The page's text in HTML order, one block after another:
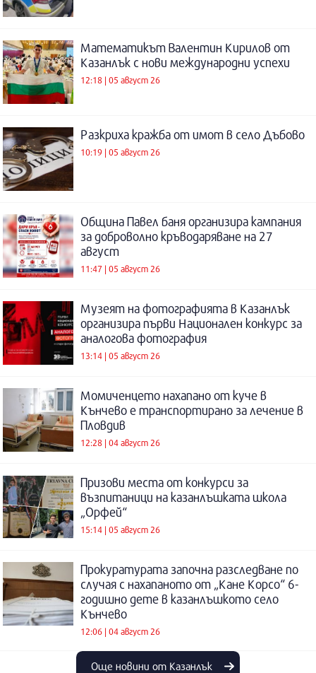
Математикът Валентин Кирилов от
Казанлък с нови международни успехи
12:18 | 05 август 26
Разкриха кражба от имот в село Дъбово
10:19 | 05 август 26
Община Павел баня организира кампания
за доброволно кръводаряване на 27
август
11:47 | 05 август 26
Музеят на фотографията в Казанлък
организира първи Национален конкурс за
аналогова фотография
13:14 | 05 август 26
Момиченцето нахапано от куче в
Кънчево е транспортирано за лечение в
Пловдив
12:28 | 04 август 26
Призови места от конкурси за
възпитаници на казанлъшката школа
„Орфей“
15:14 | 05 август 26
Прокуратурата започна разследване по
случая с нахапаното от „Кане Корсо“ 6-
годишно дете в казанлъшкото село
Кънчево
12:06 | 04 август 26
Още новини от Казанлък